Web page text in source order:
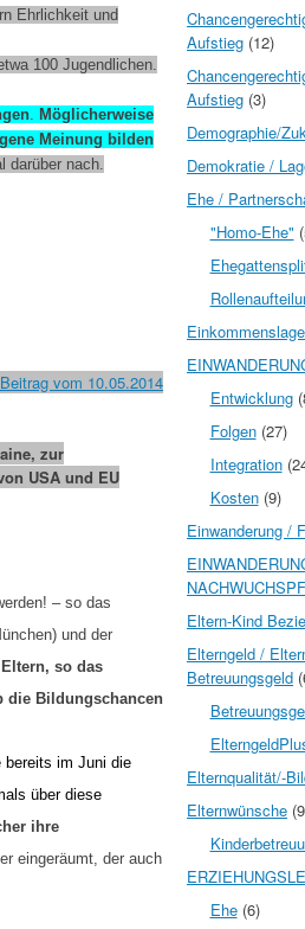
Ehrlichkeit und
100 Jugendlichen.
Möglicherweise
Meinung bilden
darüber nach.
vom 10.05.2014
zur
USA und EU
– so das
und der
so das
die Bildungschancen
bereits im Juni die
über diese
ihre
eingeräumt, der auch
Aufstieg (12)
Aufstieg (3)
Demographie/
Demokratie /
Ehe /
"Homo-Ehe"
Entwicklung
Folgen(27)
Integration
Kosten(9)
Einwanderung /
Eltern-Kind
Elterngeld /
Betreuungsgeld
Elternqualität/-
Elternwünsche
Ehe(6)